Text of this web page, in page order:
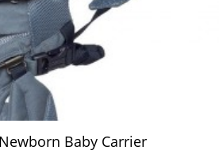
Baby Carrier